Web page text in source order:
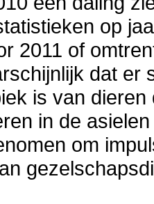
op
2011 of
dat er
is van
in de
om